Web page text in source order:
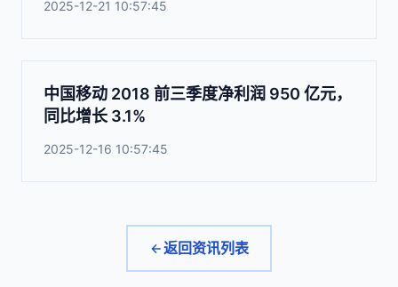
2025-12-21 10:57:45
中国移动 2018 前三季度净利润 950 亿元，
同比增长 3.1%
2025-12-16 10:57:45
返回资讯列表